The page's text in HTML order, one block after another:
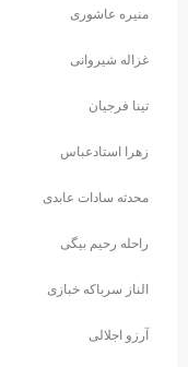
منیره عاشوری
غزاله شیروانی
تینا فرجیان
زهرا استادعباس
محدثه سادات عابدی
راحله رحیم بیگی
الناز سرباکه خبازی
آرزو اجلالی